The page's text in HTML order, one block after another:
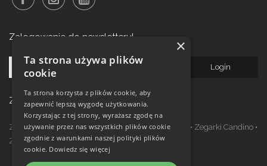
Zalogowanie do newsletteru!
Zegarki w ofercie
Zegarki Festina•Zegarki Kronaby•Zegarki Jaguar • Zegarki Candino •
Zegarki Lotus•Zegarki Calypso
×
Ta strona używa plików
cookie
Ta strona korzysta z plików cookie, aby
zapewnić lepszą wygodę użytkowania.
Korzystając z tej strony, wyrażasz zgodę na
używanie przez nas wszystkich plików cookie
zgodnie z warunkami naszej polityki plików
cookie. Dowiedz się więcej